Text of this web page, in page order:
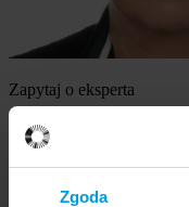
Zgoda
Zapytaj o eksperta
dr hab., prof.
Szukasz